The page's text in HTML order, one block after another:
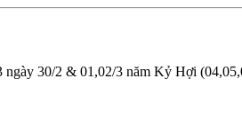
30/2 & 01,02/3 năm Kỷ Hợi